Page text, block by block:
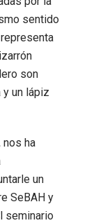
sentido
son
un lápiz
nos ha
un
SeBAH y
seminario